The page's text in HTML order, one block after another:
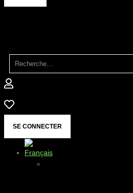
SE CONNECTER